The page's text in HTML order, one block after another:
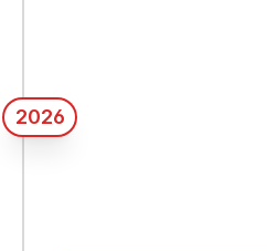
2026